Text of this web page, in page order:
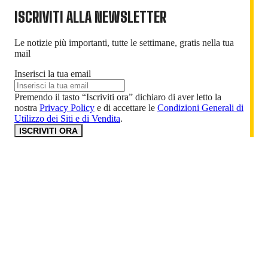
ISCRIVITI ALLA NEWSLETTER
Le notizie più importanti, tutte le settimane, gratis nella tua
mail
Inserisci la tua email
Premendo il tasto “Iscriviti ora” dichiaro di aver letto la
nostra Privacy Policy e di accettare le Condizioni Generali di
Utilizzo dei Siti e di Vendita.
ISCRIVITI ORA